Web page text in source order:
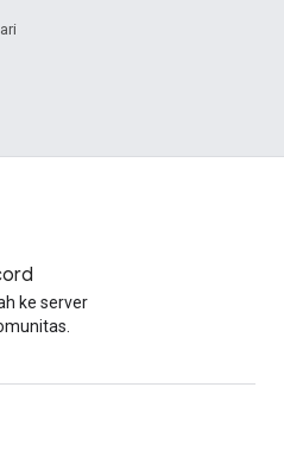
ke server